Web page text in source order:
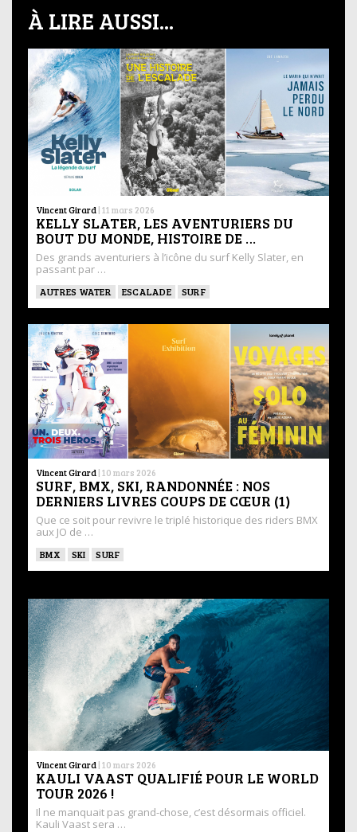
À LIRE AUSSI...
Vincent Girard | 11 mars 2026
KELLY SLATER, LES AVENTURIERS DU
BOUT DU MONDE, HISTOIRE DE …
Des grands aventuriers à l’icône du surf Kelly Slater, en
passant par …
AUTRES WATER ESCALADE SURF
Vincent Girard | 10 mars 2026
SURF, BMX, SKI, RANDONNÉE : NOS
DERNIERS LIVRES COUPS DE CŒUR (1)
Que ce soit pour revivre le triplé historique des riders BMX
aux JO de …
BMX SKI SURF
Vincent Girard | 10 mars 2026
KAULI VAAST QUALIFIÉ POUR LE WORLD
TOUR 2026 !
Il ne manquait pas grand-chose, c’est désormais officiel.
Kauli Vaast sera …